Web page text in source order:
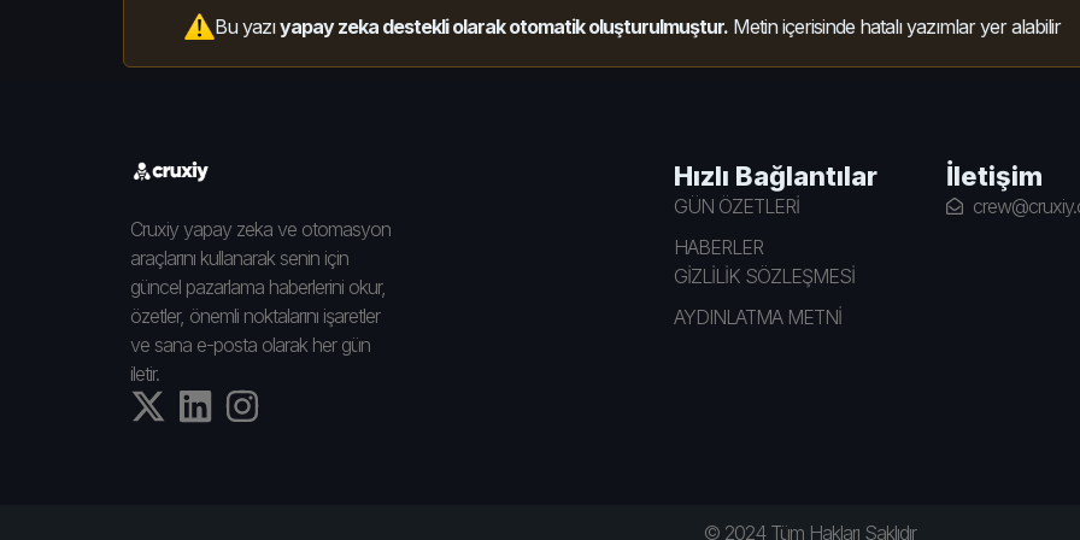
Bu yazıyapay zeka destekli olarak otomatik oluşturulmuştur. Metin içerisinde hatalı yazımlar yer alabilir
Cruxiy yapay zeka ve otomasyon
araçlarını kullanarak senin için
güncel pazarlama haberlerini okur,
özetler, önemli noktalarını işaretler
ve sana e-posta olarak her gün
iletir.
Hızlı Bağlantılar
GÜN ÖZETLERİ
HABERLER
GİZLİLİK SÖZLEŞMESİ
AYDINLATMA METNİ
İletişim
© 2024 Tüm Hakları Saklıdır